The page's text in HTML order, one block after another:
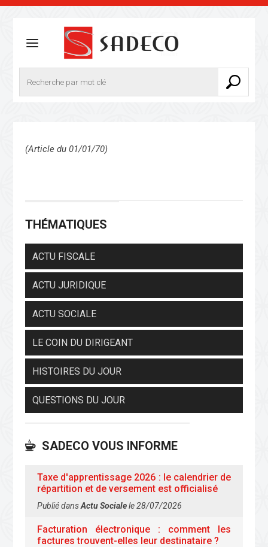
(Article du 01/01/70)
THÉMATIQUES
ACTU FISCALE
ACTU JURIDIQUE
ACTU SOCIALE
LE COIN DU DIRIGEANT
HISTOIRES DU JOUR
QUESTIONS DU JOUR
SADECO VOUS INFORME
Taxe d'apprentissage 2026 : le calendrier de
répartition et de versement est officialisé
Publié dansActu Socialele 28/07/2026
Facturation électronique : comment les
factures trouvent-elles leur destinataire ?